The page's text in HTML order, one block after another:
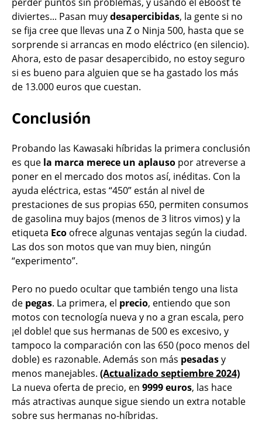
perder puntos sin problemas, y usando el eBoost te
diviertes... Pasan muydesapercibidas, la gente si no
se fija cree que llevas una Z o Ninja 500, hasta que se
sorprende si arrancas en modo eléctrico (en silencio).
Ahora, esto de pasar desapercibido, no estoy seguro
si es bueno para alguien que se ha gastado los más
de 13.000 euros que cuestan.
Conclusión
Probando las Kawasaki híbridas la primera conclusión
es que la marca merece un aplauso por atreverse a
poner en el mercado dos motos así, inéditas. Con la
ayuda eléctrica, estas “450” están al nivel de
prestaciones de sus propias 650, permiten consumos
de gasolina muy bajos (menos de 3 litros vimos) y la
etiqueta Eco ofrece algunas ventajas según la ciudad.
Las dos son motos que van muy bien, ningún
“experimento”.
Pero no puedo ocultar que también tengo una lista
de pegas. La primera, el precio, entiendo que son
motos con tecnología nueva y no a gran escala, pero
¡el doble! que sus hermanas de 500 es excesivo, y
tampoco la comparación con las 650 (poco menos del
doble) es razonable. Además son más pesadasy
menos manejables. (Actualizado septiembre 2024)
La nueva oferta de precio, en 9999 euros, las hace
más atractivas aunque sigue siendo un extra notable
sobre sus hermanas no-híbridas.